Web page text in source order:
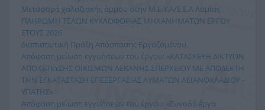
Μεταφορά χαλαζιακής άμμου στην Μ.Ε.Υ.Α/Ε.Ε.Λ Λαμίας
ΠΛΗΡΩΜΗ ΤΕΛΩΝ ΚΥΚΛΟΦΟΡΙΑΣ ΜΗΧΑΝΗΜΑΤΩΝ ΕΡΓΟΥ
ΕΤΟΥΣ 2026
Διαπιστωτική Πράξη Απόσπασης Εργαζομένου.
Απόφαση μείωση εγγυήσεων του έργου: «ΚΑΤΑΣΚΕΥΗ ΔΙΚΤΥΩΝ
ΑΠΟΧΕΤΕΥΣΗΣ ΟΙΚΙΣΜΩΝ ΛΕΚΑΝΗΣ ΣΠΕΡΧΕΙΟΥ ΜΕ ΑΠΟΔΕΚΤΗ
ΤΗΝ ΕΓΚΑΤΑΣΤΑΣΗ ΕΠΕΞΕΡΓΑΣΙΑΣ ΛΥΜΑΤΩΝ ΛΕΙΑΝΟΚΛΑΔΙΟΥ -
ΥΠΑΤΗΣ»
Απόφαση μείωση εγγυήσεων του έργου: «Συνοδά έργα